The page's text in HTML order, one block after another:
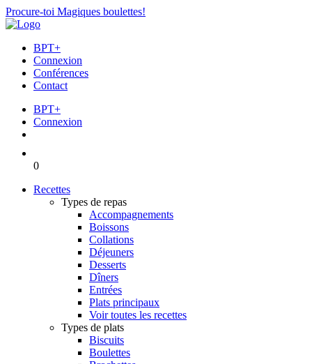
Procure-toi Magiques boulettes!
BPT+
Connexion
Conférences
Contact
BPT+
Connexion
0
Recettes
Types de repas
Accompagnements
Boissons
Collations
Déjeuners
Desserts
Dîners
Entrées
Plats principaux
Voir toutes les recettes
Types de plats
Biscuits
Boulettes